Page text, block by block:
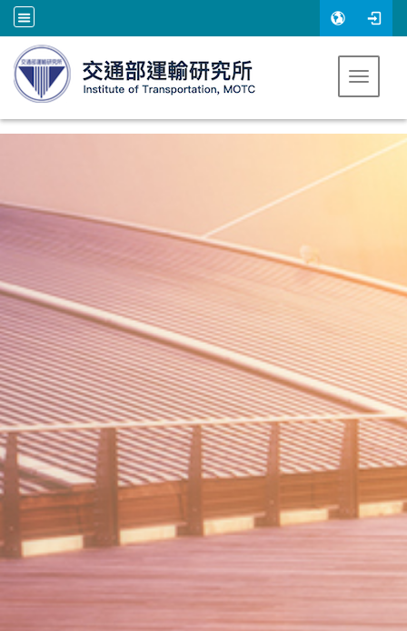
跳到主要內容
Toggle